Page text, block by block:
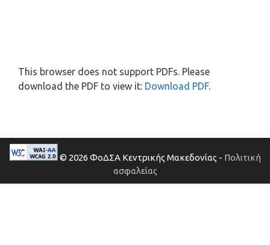
This browser does not support PDFs. Please
download the PDF to view it: Download PDF.
© 2026 ΦοΔΣΑ Κεντρικής Μακεδονίας - Πολιτική
ασφαλείας